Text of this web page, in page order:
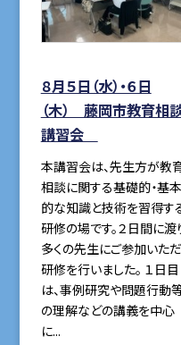
８月５日（水）・６日
（木） 藤岡市教育相
講習会
本講習会は、先生方が教
相談に関する基礎的・基本
的な知識と技術を習得す
研修の場です。２日間に渡
多くの先生にご参加いた
研修を行いました。 １日目
は、事例研究や問題行動
の理解などの講義を中心
に...